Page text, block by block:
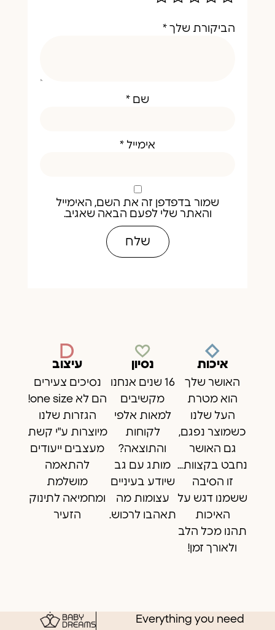
הביקורת שלך *
שם *
אימייל *
שמור בדפדפן זה את השם, האימייל
והאתר שלי לפעם הבאה שאגיב.
איכות
האושר שלך
הוא מטרת
העל שלנו
כשמוצר נפגם,
גם האושר
נחבט בקצוות...
זו הסיבה
ששמנו דגש על
האיכות
תהנו מכל הלב
ולאורך זמן!
נסיון
16 שנים אנחנו
מקשיבים
למאות אלפי
לקוחות
והתוצאה?
מותג עם גב
שיודע בעיניים
עצומות מה
תאהבו לרכוש.
עיצוב
נסיכים צעירים
הם לא one size!
הגזרות שלנו
מיוצרות ע"י קשת
מעצבים ייעודים
להתאמה
מושלמת
ומחמיאה לתינוק
הזעיר
Everything you need